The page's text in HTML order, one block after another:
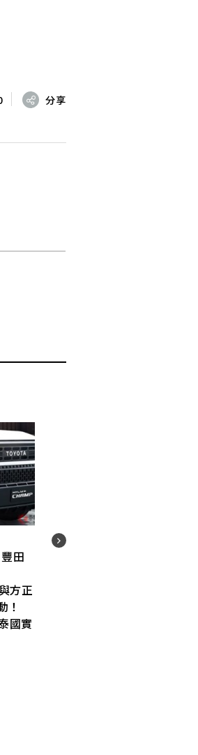
分享
新 Land Cruiser
首次公開！
米級的「小型陸
推出？
」的含意是什麼？
自說明值得關注的